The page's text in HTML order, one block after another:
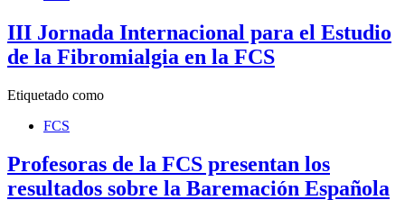
III Jornada Internacional para el Estudio
de la Fibromialgia en la FCS
Etiquetado como
FCS
Profesoras de la FCS presentan los
resultados sobre la Baremación Española